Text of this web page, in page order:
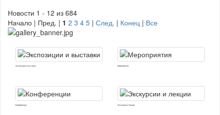
Новости 1 - 12 из 684
Начало | Пред. | 1 2 3 4 5 | След. | Конец | Все
Экспозиции и выставки Мероприятия
Конференции Экскурсии и лекции